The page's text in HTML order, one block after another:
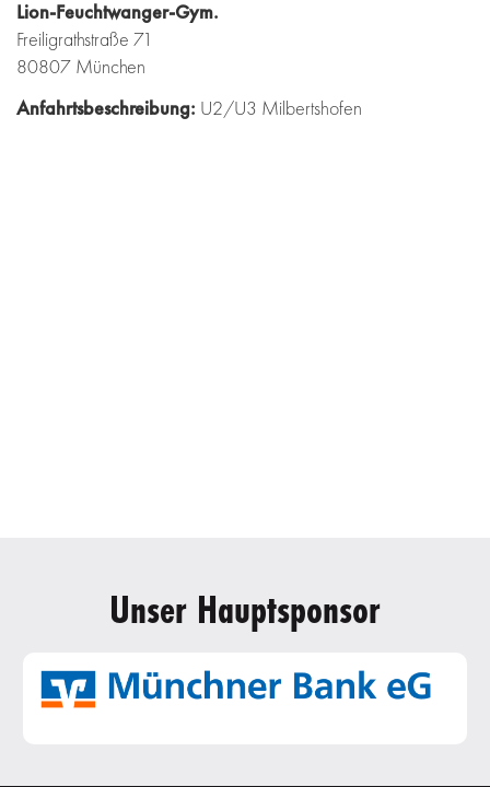
Lion-Feuchtwanger-Gym.
Freiligrathstraße 71
80807 München
Anfahrtsbeschreibung: U2/U3 Milbertshofen
Unser Hauptsponsor